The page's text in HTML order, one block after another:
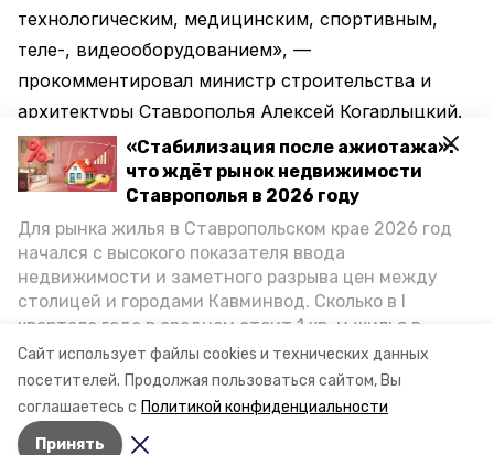
Сайт использует файлы cookies и технических данных
посетителей. Продолжая пользоваться сайтом, Вы
соглашаетесь с Политикой конфиденциальности
Принять
«Стабилизация после ажиотажа»:
что ждёт рынок недвижимости
Ставрополья в 2026 году
Для рынка жилья в Ставропольском крае 2026 год
начался с высокого показателя ввода
недвижимости и заметного разрыва цен между
столицей и городами Кавминвод. Сколько в I
квартале года в среднем стоит 1 кв. м жилья в
городах и округах региона, как изменился спрос на
первичку и вторичку, какова себестоимость
стройки собственного жилья в этом году и какие
прогнозы о стоимости квадратных метров дают
эксперты, выясняла корреспондент «Победы26».
технологическим, медицинским, спортивным,
теле-, видеооборудованием», —
прокомментировал министр строительства и
архитектуры Ставрополья Алексей Когарлыцкий.
Глава ведомства подчеркнул, что губернатор
Владимир Владимиров обозначил ряд требований
к подрядчику, например, он должен сохранить
зелёный массив на выбранном участке.
Ранее сообщалось, что строительство центра
зимних и летних видов спортазапланировано
2020–2023 годы.
Авторы: Сергей Гаврилюк